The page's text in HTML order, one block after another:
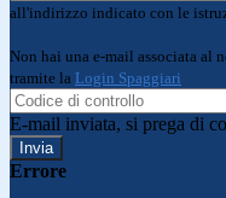
all'indirizzo indicato con le
Non hai una e-mail associata al
tramite la Login Spaggiari
E-mail inviata, si prega di
Errore